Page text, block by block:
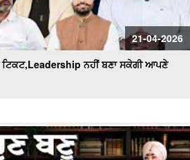
21-04-2026
ਨਹੀਂ ਬਣਾ ਸਕੇਗੀ ਆਪਣੇ